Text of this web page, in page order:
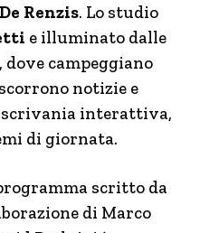
Renzis. Lo studio
e illuminato dalle
, dove campeggiano
notizie e
interattiva,
di giornata.
scritto da
di Marco